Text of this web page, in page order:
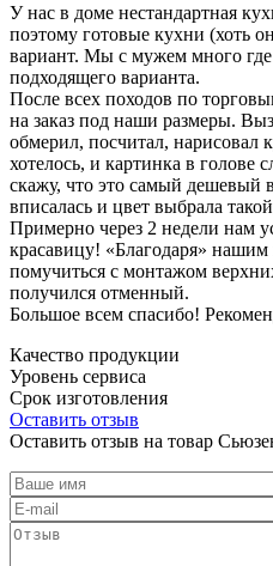
У нас в доме нестандартная
поэтому готовые кухни (хоть
вариант. Мы с мужем много
подходящего варианта.
После всех походов по
на заказ под наши размеры.
обмерил, посчитал, нарисовал
хотелось, и картинка в голове
скажу, что это самый дешевый
вписалась и цвет выбрала
Примерно через 2 недели нам
красавицу! «Благодаря»
помучиться с монтажом
получился отменный.
Большое всем спасибо!
Качество продукции
Уровень сервиса
Срок изготовления
Оставить отзыв
Оставить отзыв на товар